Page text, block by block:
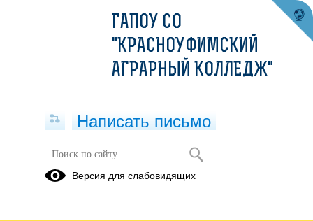
Правила приема 2026-2027 учебный
ГАПОУ СО
"КРАСНОУФИМСКИЙ
АГРАРНЫЙ КОЛЛЕДЖ"
Написать письмо
Версия для слабовидящих